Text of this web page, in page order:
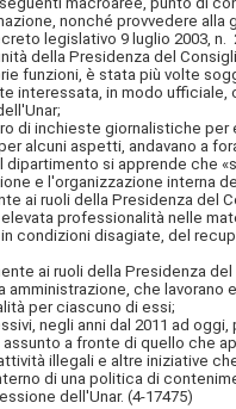
nonché provvedere alla
legislativo 9 luglio 2003, n.
della Presidenza del
è stata più volte
interessata, in modo
inchieste giornalistiche per
alcuni aspetti, andavano a
si apprende che
e l'organizzazione interna
ai ruoli della Presidenza del
professionalità nelle
condizioni disagiate, del
ai ruoli della Presidenza del
che
per ciascuno di essi;
negli anni dal 2011 ad oggi,
a fronte di quello che
illegali e altre iniziative
di una politica di
dell'Unar. (4-17475)